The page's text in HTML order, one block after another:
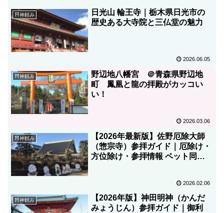
⛩神頼み
日光山 輪王寺｜栃木県日光市の
歴史ある大寺院と三仏堂の魅力
2026.06.05
⛩神頼み
野辺地八幡宮 ＠青森県野辺地
町 鳳凰と龍の拝殿がカッコい
い！
2026.03.06
⛩神頼み
【2026年最新版】佐野厄除大師
（惣宗寺）参拝ガイド｜厄除け・
方位除け・参拝情報 ペット同伴
2026.02.06
⛩神頼み
【2026年版】神田明神（かんだ
みょうじん）参拝ガイド｜御利